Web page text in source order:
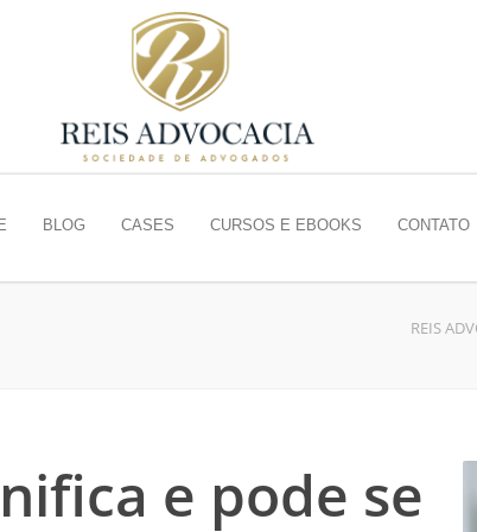
BLOG CASES CURSOS E EBOOKS CONTATO
REIS
e pode se